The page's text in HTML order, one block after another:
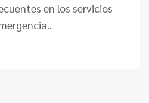
en los servicios